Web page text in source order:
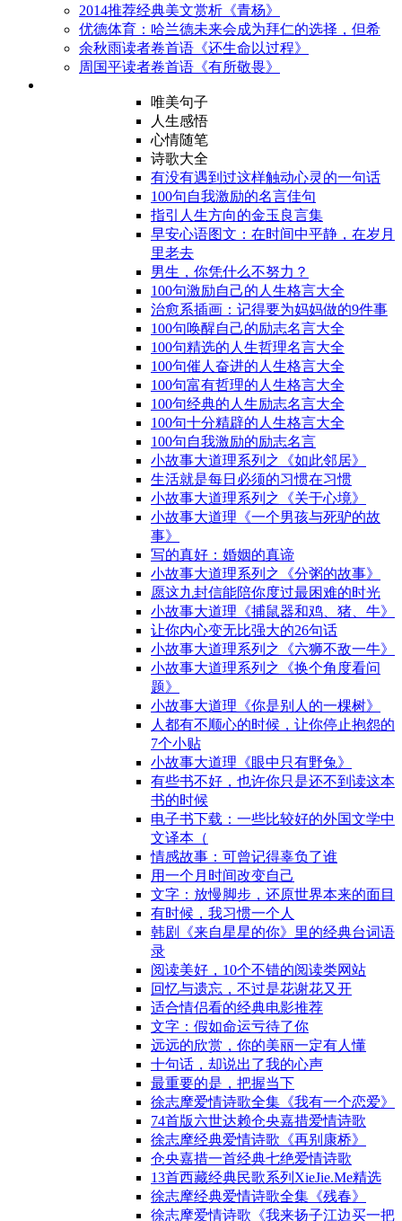
2014推荐经典美文赏析《青杨》
优德体育：哈兰德未来会成为拜仁的选择，但希
余秋雨读者卷首语《还生命以过程》
周国平读者卷首语《有所敬畏》
唯美句子
人生感悟
心情随笔
诗歌大全
有没有遇到过这样触动心灵的一句话
100句自我激励的名言佳句
指引人生方向的金玉良言集
早安心语图文：在时间中平静，在岁月
里老去
男生，你凭什么不努力？
100句激励自己的人生格言大全
治愈系插画：记得要为妈妈做的9件事
100句唤醒自己的励志名言大全
100句精选的人生哲理名言大全
100句催人奋进的人生格言大全
100句富有哲理的人生格言大全
100句经典的人生励志名言大全
100句十分精辟的人生格言大全
100句自我激励的励志名言
小故事大道理系列之《如此邻居》
生活就是每日必须的习惯在习惯
小故事大道理系列之《关于心境》
小故事大道理《一个男孩与死驴的故
事》
写的真好：婚姻的真谛
小故事大道理系列之《分粥的故事》
愿这九封信能陪你度过最困难的时光
小故事大道理《捕鼠器和鸡、猪、牛》
让你内心变无比强大的26句话
小故事大道理系列之《六狮不敌一牛》
小故事大道理系列之《换个角度看问
题》
小故事大道理《你是别人的一棵树》
人都有不顺心的时候，让你停止抱怨的
7个小贴
小故事大道理《眼中只有野兔》
有些书不好，也许你只是还不到读这本
书的时候
电子书下载：一些比较好的外国文学中
文译本（
情感故事：可曾记得辜负了谁
用一个月时间改变自己
文字：放慢脚步，还原世界本来的面目
有时候，我习惯一个人
韩剧《来自星星的你》里的经典台词语
录
阅读美好，10个不错的阅读类网站
回忆与遗忘，不过是花谢花又开
适合情侣看的经典电影推荐
文字：假如命运亏待了你
远远的欣赏，你的美丽一定有人懂
十句话，却说出了我的心声
最重要的是，把握当下
徐志摩爱情诗歌全集《我有一个恋爱》
74首版六世达赖仓央嘉措爱情诗歌
徐志摩经典爱情诗歌《再别康桥》
仓央嘉措一首经典七绝爱情诗歌
13首西藏经典民歌系列XieJie.Me精选
徐志摩经典爱情诗歌全集《残春》
徐志摩爱情诗歌《我来扬子江边买一把